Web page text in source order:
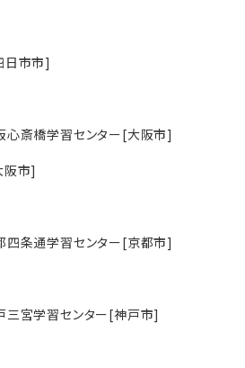
日市市]
心斎橋学習センター[大阪市]
阪市]
四条通学習センター[京都市]
三宮学習センター[神戸市]